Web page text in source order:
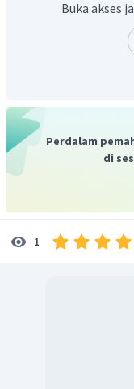
Buka akses
Perdalam
di
1